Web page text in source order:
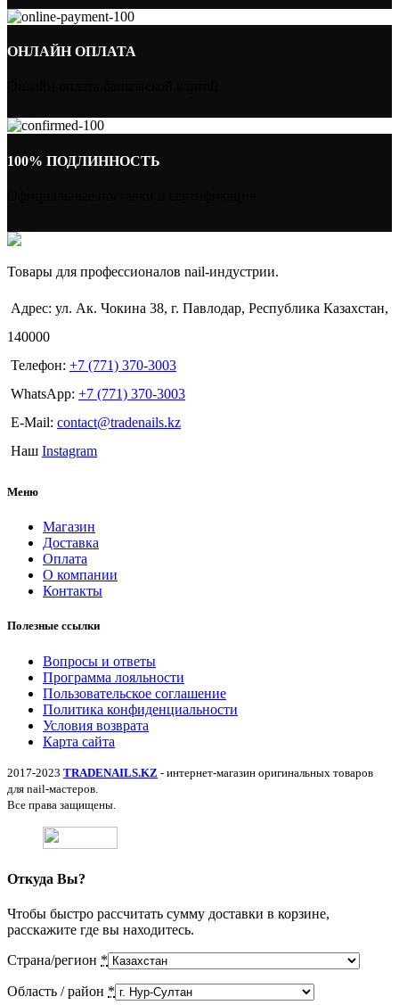
ОНЛАЙН ОПЛАТА
100% ПОДЛИННОСТЬ
Товары для профессионалов nail-индустрии.
Адрес: ул. Ак. Чокина 38, г. Павлодар, Республика Казахстан,
140000
Телефон: +7 (771) 370-3003
WhatsApp: +7 (771) 370-3003
E-Mail: contact@tradenails.kz
Наш Instagram
Меню
Магазин
Доставка
Оплата
О компании
Контакты
Полезные ссылки
Вопросы и ответы
Программа лояльности
Пользовательское соглашение
Политика конфиденциальности
Условия возврата
Карта сайта
2017-2023 TRADENAILS.KZ - интернет-магазин оригинальных товаров
для nail-мастеров.
Все права защищены.
Откуда Вы?
Чтобы быстро рассчитать сумму доставки в корзине,
расскажите где вы находитесь.
Страна/регион *
Область / район *